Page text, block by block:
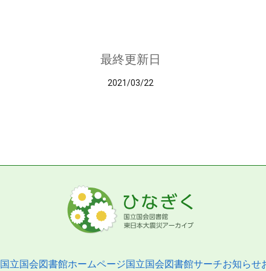
最終更新日
2021/03/22
国立国会図書館ホームページ国立国会図書館サーチお知らせ